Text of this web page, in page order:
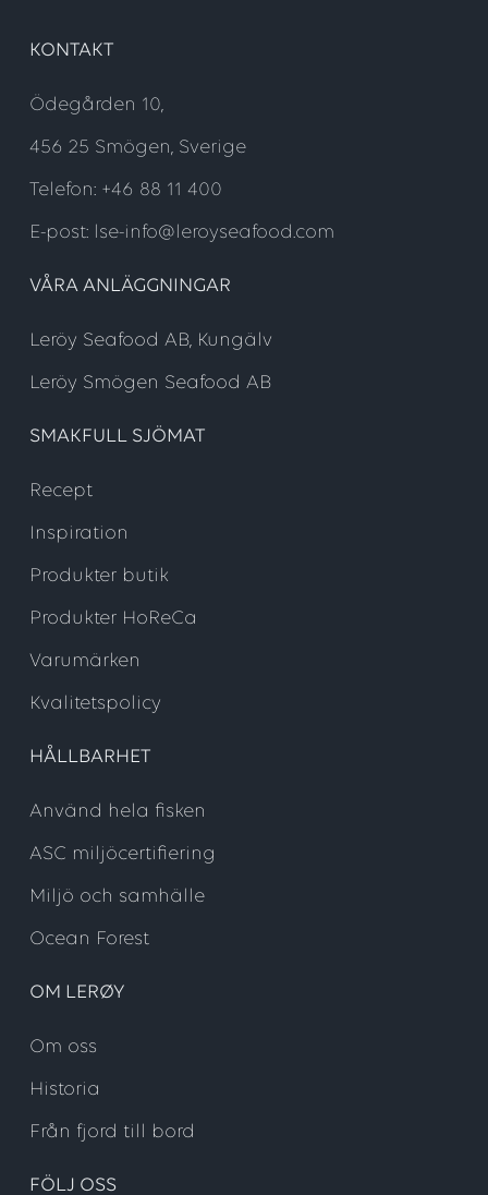
KONTAKT
Ödegården 10,
456 25 Smögen, Sverige
Telefon: +46 88 11 400
E-post: lse-info@leroyseafood.com
VÅRA ANLÄGGNINGAR
Leröy Seafood AB, Kungälv
Leröy Smögen Seafood AB
SMAKFULL SJÖMAT
Recept
Inspiration
Produkter butik
Produkter HoReCa
Varumärken
Kvalitetspolicy
HÅLLBARHET
Använd hela fisken
ASC miljöcertifiering
Miljö och samhälle
Ocean Forest
OM LERØY
Om oss
Historia
Från fjord till bord
FÖLJ OSS